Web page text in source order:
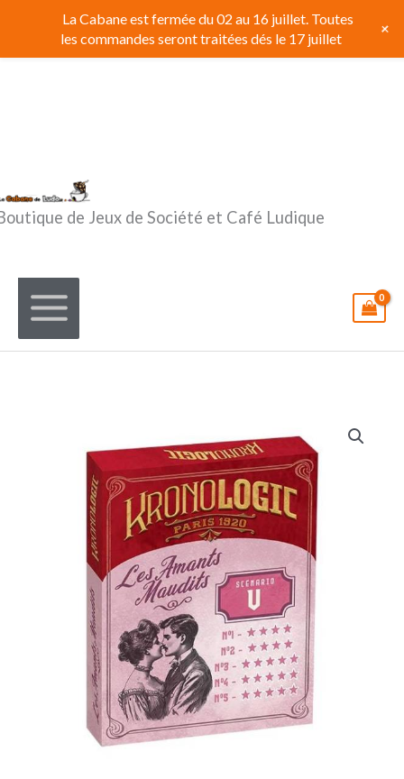
contenu
de Jeux de Société et Café Ludique
La Cabane est fermée du 02 au 16 juillet. Toutes
les commandes seront traitées dés le 17 juillet
+